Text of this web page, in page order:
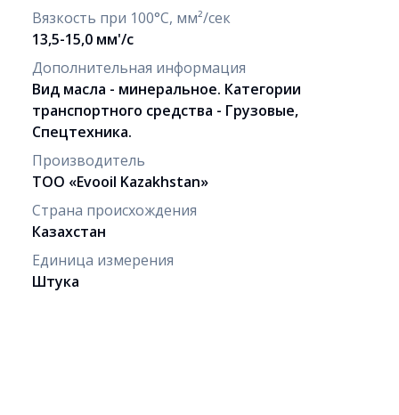
Вязкость при 100°C, мм²/сек
13,5-15,0 мм'/с
Дополнительная информация
Вид масла - минеральное. Категории
транспортного средства - Грузовые,
Спецтехника.
Производитель
ТОО «Evooil Kazakhstan»
Страна происхождения
Казахстан
Единица измерения
Штука